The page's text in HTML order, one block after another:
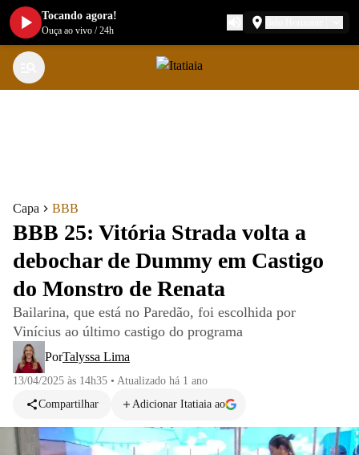
Capa BBB
BBB 25: Vitória Strada volta a
debochar de Dummy em Castigo
do Monstro de Renata
Bailarina, que está no Paredão, foi escolhida por
Vinícius ao último castigo do programa
PorTalyssa Lima
13/04/2025 às 14h35 • Atualizado há 1 ano
Compartilhar
Adicionar Itatiaia ao
Tocando agora!
Ouça ao vivo /24h